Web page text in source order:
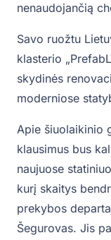
nenaudojančią
Savo ruožtu
klasterio
skydinės
moderniose
Apie šiuolaikinio
klausimus bus
naujuose
kurį skaitys
prekybos
Šegurovas. Jis